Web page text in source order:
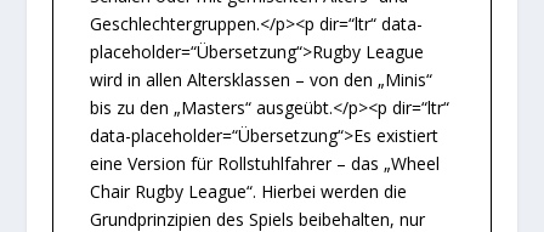
Geschlechtergruppen.</p><p dir=“ltr“ data-
placeholder=“Übersetzung“>Rugby League
wird in allen Altersklassen – von den „Minis“
bis zu den „Masters“ ausgeübt.</p><p dir=“ltr“
data-placeholder=“Übersetzung“>Es existiert
eine Version für Rollstuhlfahrer – das „Wheel
Chair Rugby League“. Hierbei werden die
Grundprinzipien des Spiels beibehalten, nur